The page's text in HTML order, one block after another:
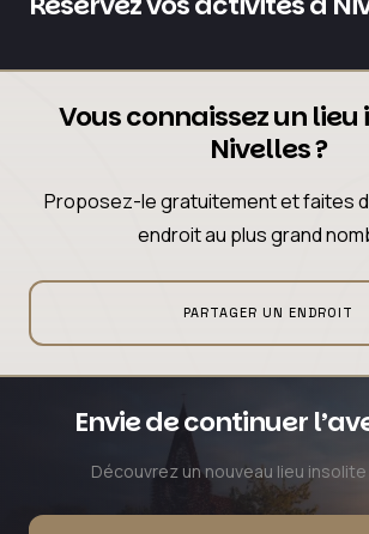
Vous connaissez un lieu
Nivelles ?
Proposez-le gratuitement et faites
endroit au plus grand
PARTAGER UN ENDROIT
Envie de continuer
Découvrez un nouveau lieu insolite